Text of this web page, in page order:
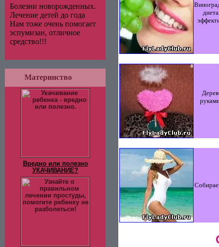
Болезни новорожденных.
Лечение детей до года
Нам тоже очень помогает
эспумизан, отличное
средство!!!
Материнство
Вредно или полезно
УКАЧИВАНИЕ?